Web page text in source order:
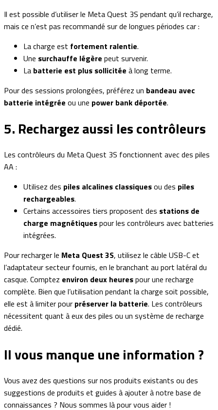
Il est possible d’utiliser le Meta Quest 3S pendant qu’il recharge,
mais ce n’est pas recommandé sur de longues périodes car :
La charge est fortement ralentie.
Une surchauffe légère peut survenir.
La batterie est plus sollicitée à long terme.
Pour des sessions prolongées, préférez un bandeau avec
batterie intégrée ou une power bank déportée.
5. Rechargez aussi les contrôleurs
Les contrôleurs du Meta Quest 3S fonctionnent avec des piles
AA :
Utilisez des piles alcalines classiquesou des piles
rechargeables.
Certains accessoires tiers proposent des stations de
charge magnétiquespour les contrôleurs avec batteries
intégrées.
Pour recharger le Meta Quest 3S, utilisez le câble USB-C et
l’adaptateur secteur fournis, en le branchant au port latéral du
casque. Comptez environ deux heurespour une recharge
complète. Bien que l’utilisation pendant la charge soit possible,
elle est à limiter pour préserver la batterie. Les contrôleurs
nécessitent quant à eux des piles ou un système de recharge
dédié.
Il vous manque une information ?
Vous avez des questions sur nos produits existants ou des
suggestions de produits et guides à ajouter à notre base de
connaissances ? Nous sommes là pour vous aider !